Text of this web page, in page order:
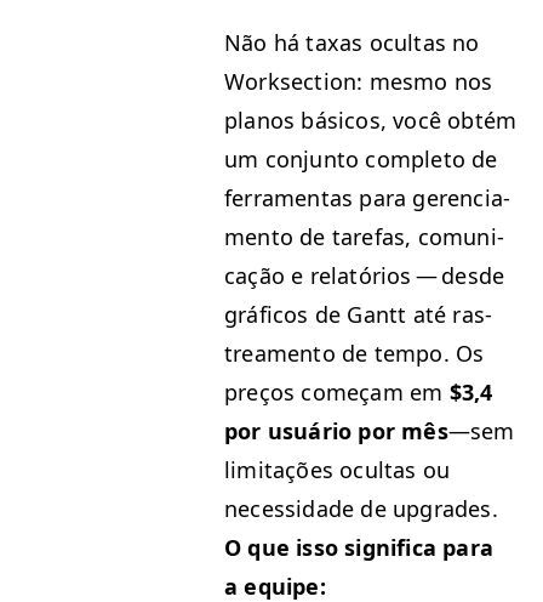
Não há taxas ocul­tas no
Work­sec­tion: mes­mo nos
planos bási­cos, você obtém
um con­jun­to com­ple­to de
fer­ra­men­tas para geren­ci­a­
men­to de tare­fas, comu­ni­
cação e relatórios — des­de
grá­fi­cos de Gantt até ras­
trea­men­to de tem­po. Os
preços começam em $3,4
por usuário por mês—sem
lim­i­tações ocul­tas ou
neces­si­dade de upgrades.
O que isso sig­nifi­ca para
a equipe: